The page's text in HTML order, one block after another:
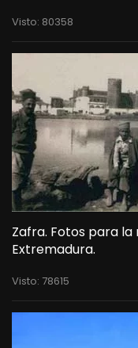
Visto: 80358
Zafra. Fotos para
Extremadura.
Visto: 78615